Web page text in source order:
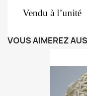
Vendu à l’unité
VOUS AIMEREZ